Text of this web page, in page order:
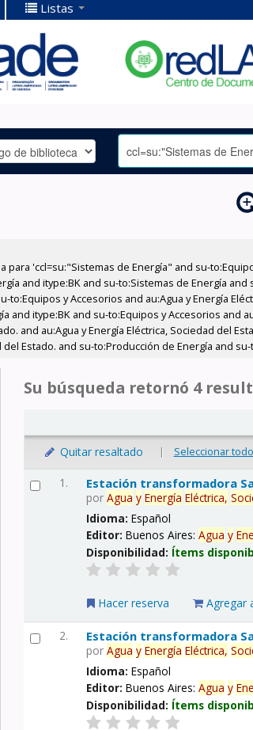
Listas
'ccl=su:"Sistemas de Energía" and su-
and itype:BK and su-to:Sistemas de Energía
to:Equipos y Accesorios and au:Agua y Energía
and itype:BK and su-to:Equipos y Accesorios and
and au:Agua y Energía Eléctrica, Sociedad del
del Estado. and su-to:Producción de Energía and
Su búsqueda retornó 4
Quitar resaltado | Seleccionar todo
1. Estación transformadora
porAgua y Energía Eléctrica,
Idioma:Español
Editor:Buenos Aires:Agua y
Disponibilidad: Ítems
Hacer reserva Agregar
2. Estación transformadora
porAgua y Energía Eléctrica,
Idioma:Español
Editor:Buenos Aires:Agua y
Disponibilidad: Ítems